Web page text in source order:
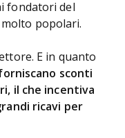
fondatori del
molto popolari.
E in quanto
sconti
il che incentiva
ricavi per